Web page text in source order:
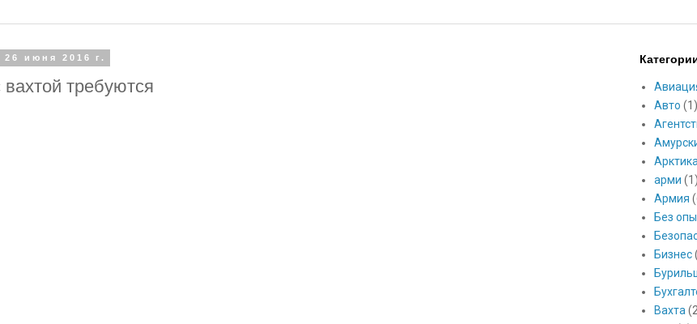
26 июня 2016 г.
требуются
Авто (1)
арми
Армия
Без
Бизнес
Вахта